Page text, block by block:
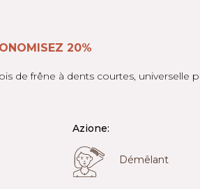
20%
de frêne à dents courtes, universelle
Azione:
Démêlant